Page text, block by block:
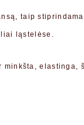
taip
ląstelėse.
minkšta, elastinga,